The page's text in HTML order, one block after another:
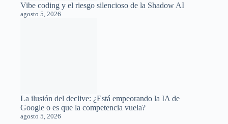
Vibe coding y el riesgo silencioso de la Shadow AI
agosto 5, 2026
La ilusión del declive: ¿Está empeorando la IA de
Google o es que la competencia vuela?
agosto 5, 2026